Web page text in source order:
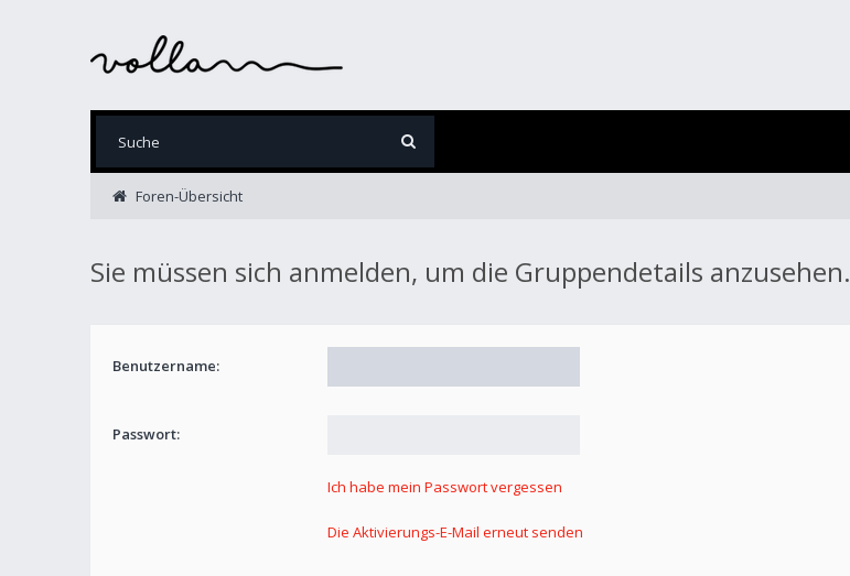
Foren-Übersicht
Sie müssen sich anmelden, um die Gruppendetails anzusehen.
Benutzername:
Passwort:
Ich habe mein Passwort vergessen
Die Aktivierungs-E-Mail erneut senden